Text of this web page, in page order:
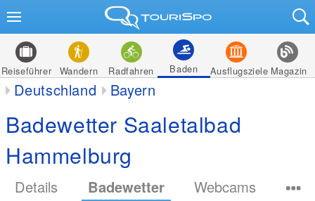
Reiseführer Wandern Radfahren Baden Ausflugsziele Magazin
Deutschland Bayern
Badewetter Saaletalbad
Hammelburg
Details Badewetter Webcams